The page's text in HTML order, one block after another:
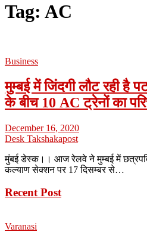
Tag: AC
Business
मुम्बई में जिंदगी लौट रही है
के बीच 10 AC ट्रेनों का
December 16, 2020
Desk Takshakapost
मुंबई डेस्क।। आज रेलवे ने मुम्बई में छत्रपति
कल्याण सेक्शन पर 17 दिसम्बर से…
Recent Post
Varanasi